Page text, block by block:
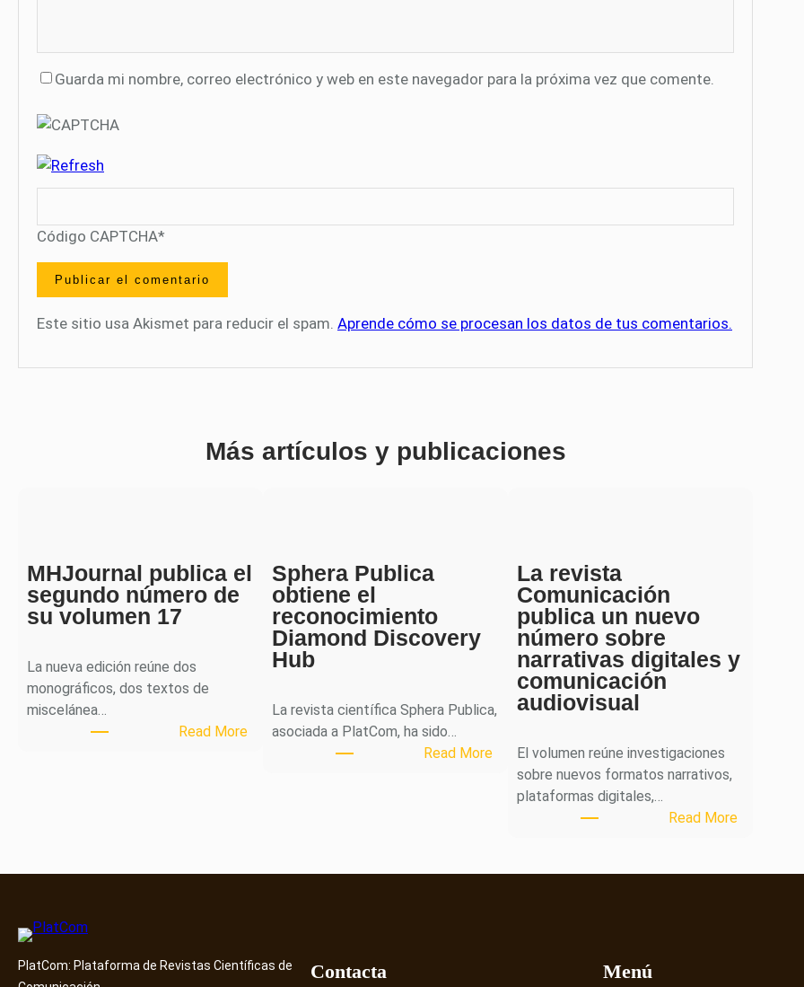
Guarda mi nombre, correo electrónico y web en este navegador para la próxima vez que comente.
Código CAPTCHA*
Este sitio usa Akismet para reducir el spam. Aprende cómo se procesan los datos de tus comentarios.
Más artículos y publicaciones
MHJournal publica el
segundo número de
su volumen 17
La nueva edición reúne dos
monográficos, dos textos de
miscelánea…
Read More:
u
Sphera Publica
obtiene el
reconocimiento
Diamond Discovery
Hub
La revista científica Sphera Publica,
asociada a PlatCom, ha sido…
Read More:
La revista
Comunicación
publica un nuevo
número sobre
narrativas digitales y
comunicación
audiovisual
El volumen reúne investigaciones
sobre nuevos formatos narrativos,
plataformas digitales,…
Read More:
PlatCom: Plataforma de Revistas Científicas de
Contacta Menú